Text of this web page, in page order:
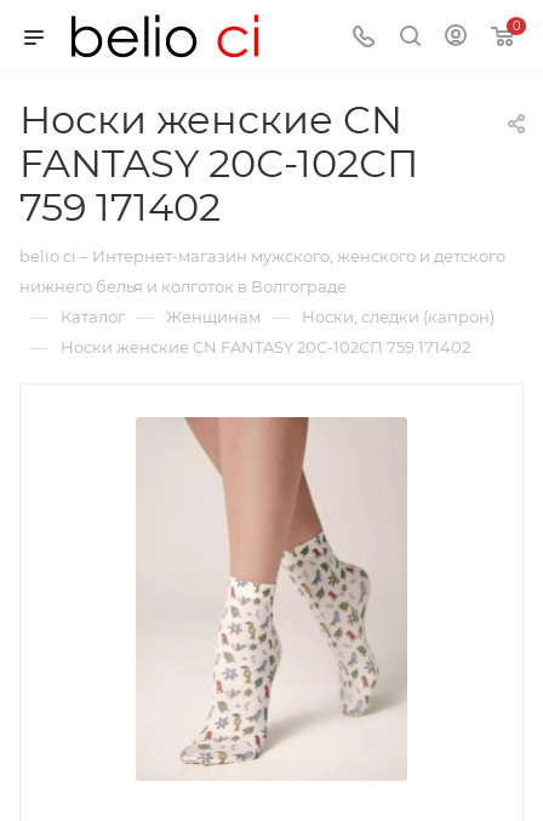
0
Носки женские CN
FANTASY 20С-102СП
759 171402
belio ci – Интернет-магазин мужского, женского и детского
нижнего белья и колготок в Волгограде
— Каталог — Женщинам — Носки, следки (капрон)
— Носки женские CN FANTASY 20С-102СП 759 171402